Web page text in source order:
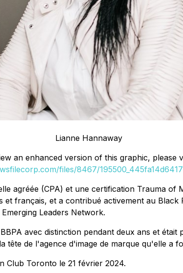
Lianne Hannaway
an enhanced version of this graphic, please
files/8467/
agréée (CPA) et une certification Trauma
et français, et a contribué activement au
Leaders Network.
avec distinction pendant deux ans et
de l'agence d'image de marque qu'elle a
Club Toronto le 21 février 2024.